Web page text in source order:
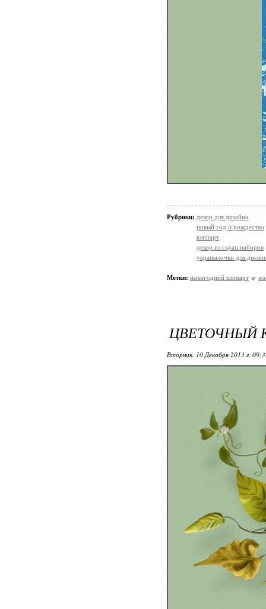
Рубрики: декор для дизайна
новый год и рождество
клипарт
декор из скрап.наборов
украшалочки для
Метки: новогодний клипарт
ЦВЕТОЧНЫЙ
Вторник, 10 Декабря 2013 г.